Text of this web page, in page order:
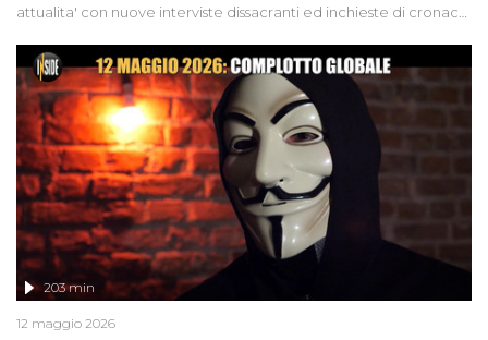
attualita' con nuove interviste dissacranti ed inchieste di cronaca
203 min
12 maggio 2026